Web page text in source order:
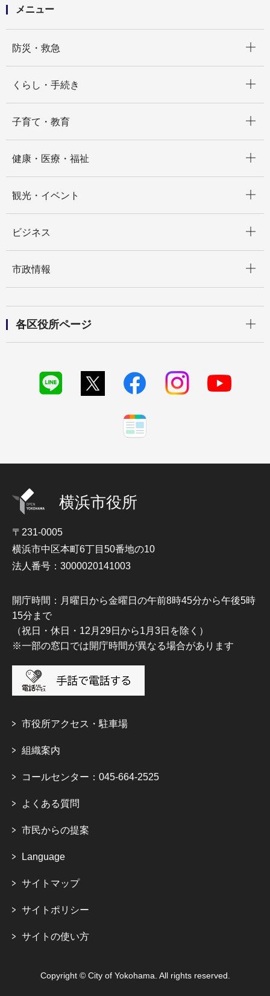
メニュー
防災・救急
くらし・手続き
子育て・教育
健康・医療・福祉
観光・イベント
ビジネス
市政情報
各区役所ページ
横浜市役所
〒231-0005
横浜市中区本町6丁目50番地の10
法人番号：3000020141003
開庁時間：月曜日から金曜日の午前8時45分から午後5時
15分まで
（祝日・休日・12月29日から1月3日を除く）
※一部の窓口では開庁時間が異なる場合があります
市役所アクセス・駐車場
組織案内
コールセンター：045-664-2525
よくある質問
市民からの提案
Language
サイトマップ
サイトポリシー
サイトの使い方
Copyright © City of Yokohama. All rights reserved.